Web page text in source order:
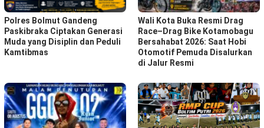
Polres Bolmut Gandeng
Paskibraka Ciptakan Generasi
Muda yang Disiplin dan Peduli
Kamtibmas
Wali Kota Buka Resmi Drag
Race–Drag Bike Kotamobagu
Bersahabat 2026: Saat Hobi
Otomotif Pemuda Disalurkan
di Jalur Resmi